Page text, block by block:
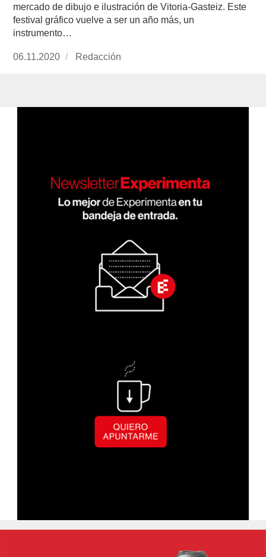
mercado de dibujo e ilustración de Vitoria-Gasteiz. Este
festival gráfico vuelve a ser un año más, un
instrumento…
Publicado
06.11.2020 https://www.experimenta.es/author/redaccion/
Redacción